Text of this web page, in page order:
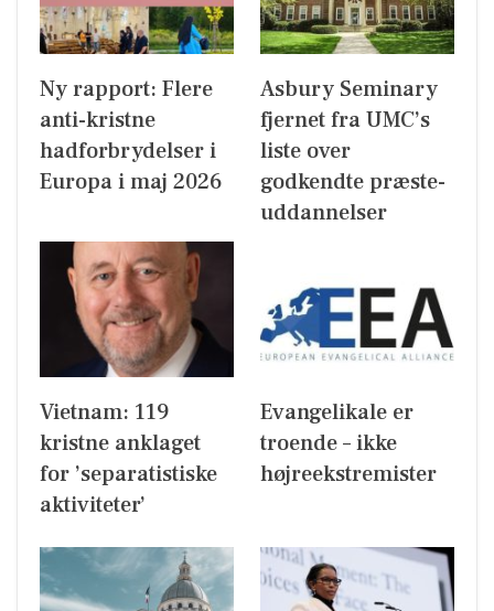
Ny rapport: Flere
anti-kristne
hadforbrydelser i
Europa i maj 2026
Asbury Seminary
fjernet fra UMC’s
liste over
godkendte præste-
uddannelser
Vietnam: 119
kristne anklaget
for ’separatistiske
aktiviteter’
Evangelikale er
troende – ikke
højreekstremister